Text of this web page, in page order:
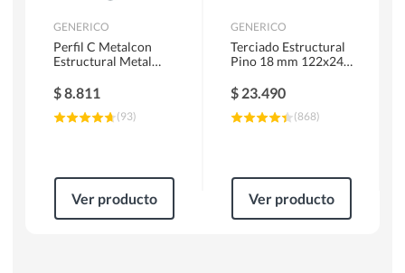
GENERICO
Perfil C Metalcon
Estructural Metal
$8.811
(93)
Ver producto
GENERICO
Terciado Estructural
Pino 18 mm 122x244
$ 23.490
(868)
Ver producto